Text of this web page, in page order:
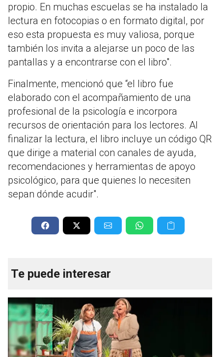
propio. En muchas escuelas se ha instalado la
lectura en fotocopias o en formato digital, por
eso esta propuesta es muy valiosa, porque
también los invita a alejarse un poco de las
pantallas y a encontrarse con el libro".
Finalmente, mencionó que “el libro fue
elaborado con el acompañamiento de una
profesional de la psicología e incorpora
recursos de orientación para los lectores. Al
finalizar la lectura, el libro incluye un código QR
que dirige a material con canales de ayuda,
recomendaciones y herramientas de apoyo
psicológico, para que quienes lo necesiten
sepan dónde acudir".
Te puede interesar